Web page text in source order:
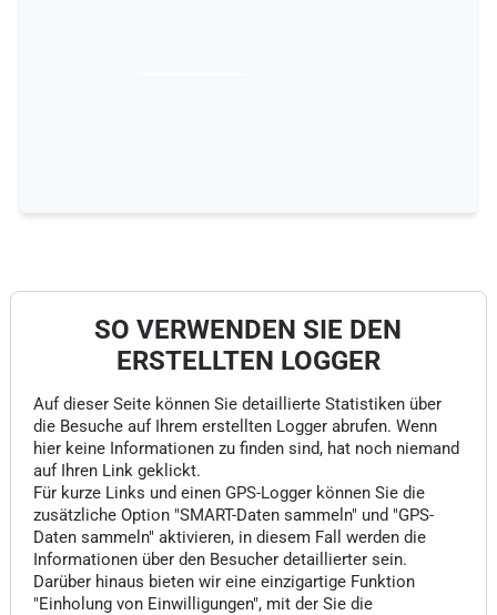
SO VERWENDEN SIE DEN
ERSTELLTEN LOGGER
Auf dieser Seite können Sie detaillierte Statistiken über
die Besuche auf Ihrem erstellten Logger abrufen. Wenn
hier keine Informationen zu finden sind, hat noch niemand
auf Ihren Link geklickt.
Für kurze Links und einen GPS-Logger können Sie die
zusätzliche Option "SMART-Daten sammeln" und "GPS-
Daten sammeln" aktivieren, in diesem Fall werden die
Informationen über den Besucher detaillierter sein.
Darüber hinaus bieten wir eine einzigartige Funktion
"Einholung von Einwilligungen", mit der Sie die